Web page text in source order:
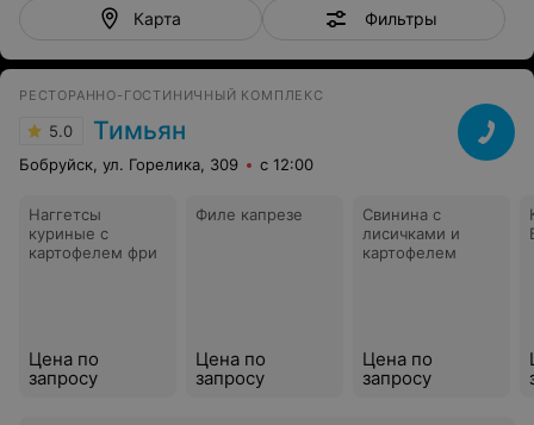
Карта Фильтры
РЕСТОРАННО-ГОСТИНИЧНЫЙ КОМПЛЕКС
5.0 Тимьян
Бобруйск, ул. Горелика, 309 с 12:00
Наггетсы
куриные с
картофелем фри
Цена по
запросу
Филе капрезе
Цена по
запросу
Свинина с
лисичками и
картофелем
Цена по
запросу